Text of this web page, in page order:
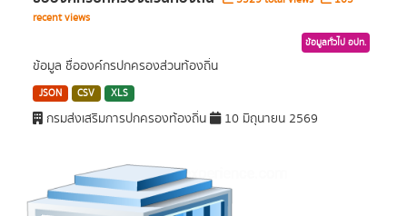
recent views
ข้อมูลทั่วไป อปท.
ข้อมูล ชื่อองค์กรปกครองส่วนท้องถิ่น
JSON CSV XLS
กรมส่งเสริมการปกครองท้องถิ่น 10 มิถุนายน 2569